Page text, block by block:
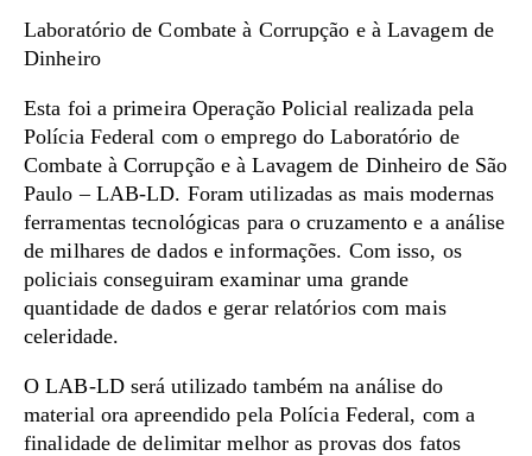
Laboratório de Combate à Corrupção e à Lavagem de
Dinheiro
Esta foi a primeira Operação Policial realizada pela
Polícia Federal com o emprego do Laboratório de
Combate à Corrupção e à Lavagem de Dinheiro de São
Paulo – LAB-LD. Foram utilizadas as mais modernas
ferramentas tecnológicas para o cruzamento e a análise
de milhares de dados e informações. Com isso, os
policiais conseguiram examinar uma grande
quantidade de dados e gerar relatórios com mais
celeridade.
O LAB-LD será utilizado também na análise do
material ora apreendido pela Polícia Federal, com a
finalidade de delimitar melhor as provas dos fatos